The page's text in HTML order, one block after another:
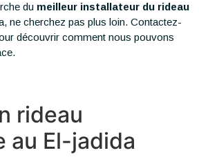
du meilleur installateur du rideau
ne cherchez pas plus loin. Contactez-
découvrir comment nous pouvons
rideau
au El-jadida